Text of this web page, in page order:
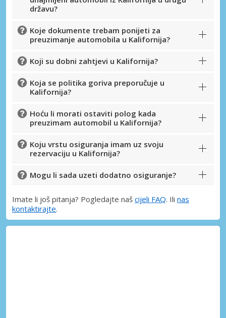
državu?
Koje dokumente trebam ponijeti za
preuzimanje automobila u Kalifornija?
Koji su dobni zahtjevi u Kalifornija?
Koja se politika goriva preporučuje u
Kalifornija?
Hoću li morati ostaviti polog kada
preuzimam automobil u Kalifornija?
Koju vrstu osiguranja imam uz svoju
rezervaciju u Kalifornija?
Mogu li sada uzeti dodatno osiguranje?
Imate li još pitanja? Pogledajte naš cijeli FAQ. Ili nas
kontaktirajte.